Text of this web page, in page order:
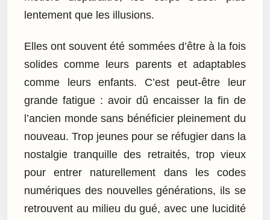
lentement que les illusions.
Elles ont souvent été sommées d’être à la fois
solides comme leurs parents et adaptables
comme leurs enfants. C’est peut-être leur
grande fatigue : avoir dû encaisser la fin de
l’ancien monde sans bénéficier pleinement du
nouveau. Trop jeunes pour se réfugier dans la
nostalgie tranquille des retraités, trop vieux
pour entrer naturellement dans les codes
numériques des nouvelles générations, ils se
retrouvent au milieu du gué, avec une lucidité